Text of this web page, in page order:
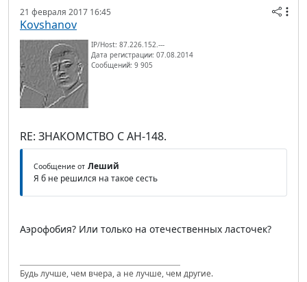
21 февраля 2017 16:45
Kovshanov
IP/Host: 87.226.152.---
Дата регистрации: 07.08.2014
Сообщений: 9 905
RE: ЗНАКОМСТВО С АН-148.
Сообщение от Леший
Я б не решился на такое сесть
Аэрофобия? Или только на отечественных ласточек?
Будь лучше, чем вчера, а не лучше, чем другие.